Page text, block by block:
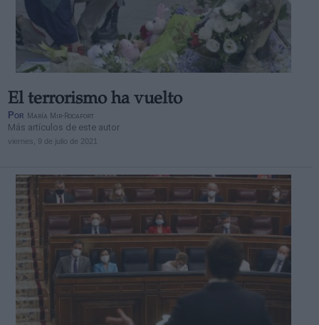
El terrorismo ha vuelto
Por María Mir-Rocafort
Más artículos de este autor
viernes, 9 de julio de 2021